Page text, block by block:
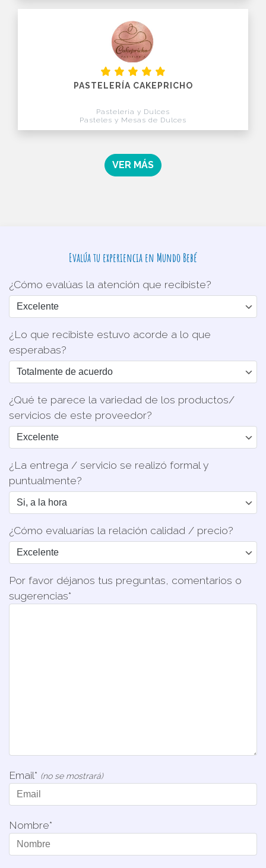
PASTELERÍA CAKEPRICHO
Pasteleria y Dulces
Pasteles y Mesas de Dulces
VER MÁS
Evalúa tu experiencia en Mundo Bebé
¿Cómo evalúas la atención que recibiste?
¿Lo que recibiste estuvo acorde a lo que
esperabas?
¿Qué te parece la variedad de los productos/
servicios de este proveedor?
¿La entrega / servicio se realizó formal y
puntualmente?
¿Cómo evaluarías la relación calidad / precio?
Por favor déjanos tus preguntas, comentarios o
sugerencias*
Email* (no se mostrará)
Nombre*